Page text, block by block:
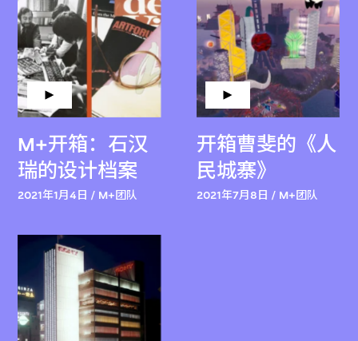
M+开箱：石汉
瑞的设计档案
2021年1月4日 / M+团队
开箱曹斐的《人
民城寨》
2021年7月8日 / M+团队